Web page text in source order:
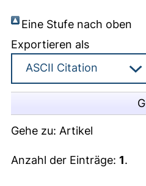
Eine Stufe nach oben
Exportieren als
Gehe zu: Artikel
Anzahl der Einträge: 1.